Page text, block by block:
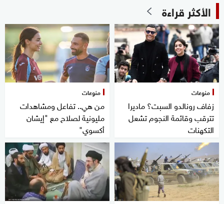
الأكثر قراءة
منوعات
زفاف رونالدو السبت؟ ماديرا
تترقب وقائمة النجوم تشعل
التكهنات
منوعات
من هي.. تفاعل ومشاهدات
مليونية لصلاح مع "إيشان
أكسوي"